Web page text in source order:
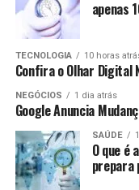
executivo.
“Sempre acreditei
deveria ser a
hora de a IA provar
e que melhor
a finalmente curar
Fuga de
O projeto individual
apenas
TECNOLOGIA 10 horas
Confira o Olhar
NEGÓCIOS 1 dia atrás
Google Anuncia
SAÚDE
O que é
prepara